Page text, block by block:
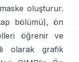
oluşturur.
bölümü), ön
öğrenir ve
olarak grafik